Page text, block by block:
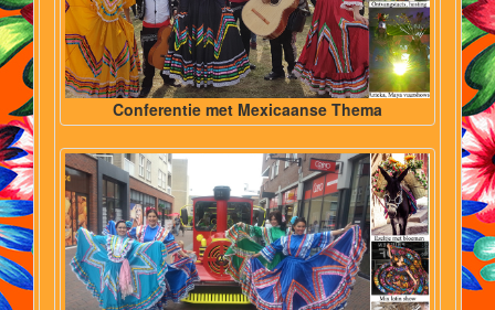
Conferentie met Mexicaanse Thema